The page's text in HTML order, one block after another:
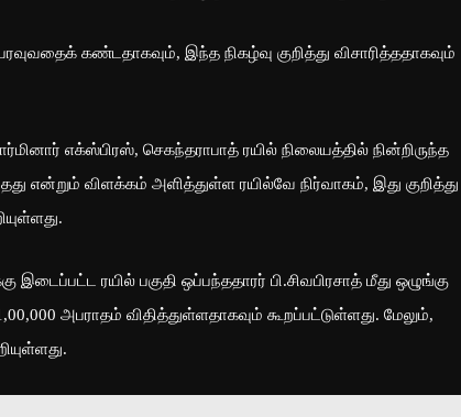
கண்டதாகவும், இந்த நிகழ்வு குறித்து விசாரித்ததாகவும்
எக்ஸ்பிரஸ், செகந்தராபாத் ரயில் நிலையத்தில் நின்றிருந்த
என்றும் விளக்கம் அளித்துள்ள ரயில்வே நிர்வாகம், இது குறித்து
இடைப்பட்ட ரயில் பகுதி ஒப்பந்ததாரர் பி.சிவபிரசாத் மீது ஒழுங்கு
அபராதம் விதித்துள்ளதாகவும் கூறப்பட்டுள்ளது. மேலும்,